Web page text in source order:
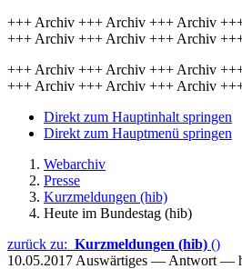
+++ Archiv +++ Archiv +++ Archiv
+++ Archiv +++ Archiv +++ Archiv
+++ Archiv +++ Archiv +++ Archiv
+++ Archiv +++ Archiv +++ Archiv
Direkt zum Hauptinhalt springen
Direkt zum Hauptmenü springen
Webarchiv
Presse
Kurzmeldungen (hib)
Heute im Bundestag (hib)
zurück zu: Kurzmeldungen (hib) ()
10.05.2017 Auswärtiges — Antwort —